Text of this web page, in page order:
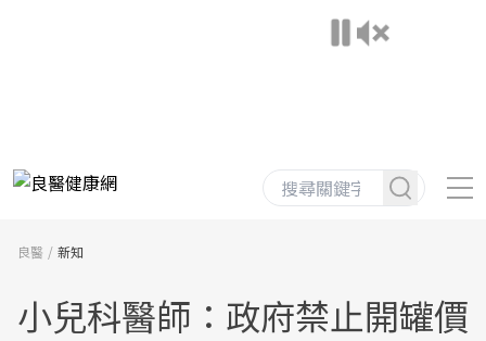
良醫 新知
小兒科醫師：政府禁止開罐價